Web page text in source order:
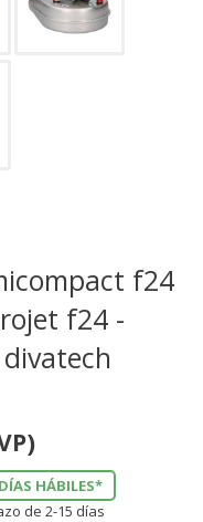
f24
f24 -
HÁBILES*
de 2-15 días